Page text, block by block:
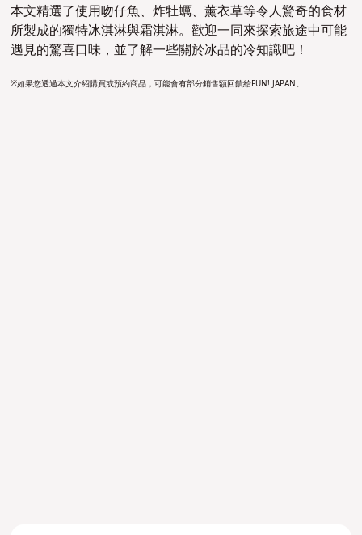
本文精選了使用吻仔魚、炸牡蠣、薰衣草等令人驚奇的食材
所製成的獨特冰淇淋與霜淇淋。歡迎一同來探索旅途中可能
遇見的驚喜口味，並了解一些關於冰品的冷知識吧！
※如果您透過本文介紹購買或預約商品，可能會有部分銷售額回饋給FUN! JAPAN。